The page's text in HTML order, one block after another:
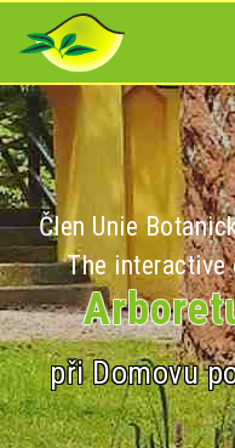
Člen Unie
The
při Domovu